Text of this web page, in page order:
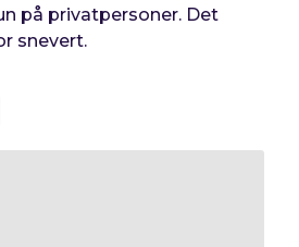
på privatpersoner. Det
snevert.